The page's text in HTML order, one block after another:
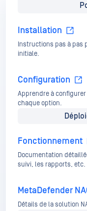
Installation
Instructions pas à
initiale.
Configuration
Apprendre à
chaque option.
Fonctionnement
Documentation
suivi, les rapports, etc.
MetaDefender
Détails de la solution